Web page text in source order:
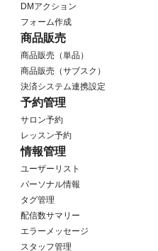
DMアクション
フォーム作成
商品販売
商品販売（単品）
商品販売（サブスク）
決済システム連携設定
予約管理
サロン予約
レッスン予約
情報管理
ユーザーリスト
パーソナル情報
タグ管理
配信数サマリー
エラーメッセージ
スタッフ管理